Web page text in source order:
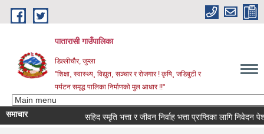
Skip to main content
पातारासी गाउँपालिका
डिल्लीचौर, जुम्ला
"शिक्षा¸ स्वास्थ्य¸ विद्युत¸ सञ्चार र रोजगार ! कृषि¸ जडिबुटी र
पर्यटन समृद्ध पालिका निर्माणको मुल आधार !!"
समाचार सहिद स्मृति भत्ता र जीवन निर्वाह भत्ता प्राप्तिका लागि निवेदन पेश